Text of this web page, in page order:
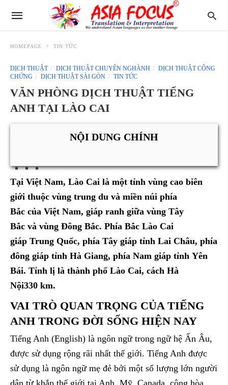
HOMEPAGE TIN TỨC
DỊCH THUẬT DỊCH THUẬT CHUYÊN NGHÀNH
DỊCH THUẬT CÔNG
CHỨNG
DỊCH THUẬT SÀI GÒN TIN TỨC
VĂN PHÒNG DỊCH THUẬT TIẾNG
ANH TẠI LÀO CAI
NỘI DUNG CHÍNH
Tại Việt Nam, Lào Cai là một tỉnh vùng cao biên
giới thuộc vùng trung du và miền núi phía
Bắc của Việt Nam, giáp ranh giữa vùng Tây
Bắc và vùng Đông Bắc. Phía Bắc Lào Cai
giáp Trung Quốc, phía Tây giáp tỉnh Lai Châu, phía
đông giáp tỉnh Hà Giang, phía Nam giáp tỉnh Yên
Bái. Tỉnh lị là thành phố Lào Cai, cách Hà
Nội330 km.
VAI TRÒ QUAN TRỌNG CỦA TIẾNG
ANH TRONG ĐỜI SỐNG HIỆN NAY
Tiếng Anh (English) là ngôn ngữ trong ngữ hệ Ấn Âu,
được sử dụng rộng rãi nhất thế giới. Tiếng Anh được
sử dụng là ngôn ngữ mẹ đẻ bởi một số lượng lớn người